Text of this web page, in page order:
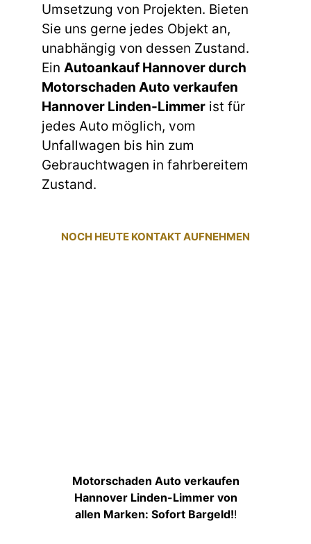
Umsetzung von Projekten. Bieten
Sie uns gerne jedes Objekt an,
unabhängig von dessen Zustand.
Ein Autoankauf Hannover durch
Motorschaden Auto verkaufen
Hannover Linden-Limmer ist für
jedes Auto möglich, vom
Unfallwagen bis hin zum
Gebrauchtwagen in fahrbereitem
Zustand.
NOCH HEUTE KONTAKT AUFNEHMEN
Motorschaden Auto verkaufen
Hannover Linden-Limmer von
allen Marken: Sofort Bargeld!!